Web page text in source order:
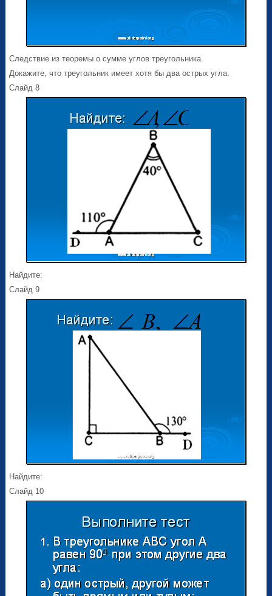
Следствие из теоремы о сумме углов треугольника.
Докажите, что треугольник имеет хотя бы два острых угла.
Слайд 8
Найдите:
Слайд 9
Найдите:
Слайд 10